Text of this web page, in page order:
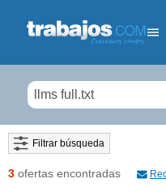
Filtrar búsqueda
3 ofertas encontradas